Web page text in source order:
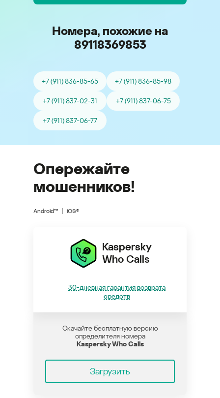
Номера, похожие на
89118369853
+7 (911) 836-85-65 +7 (911) 836-85-98
+7 (911) 837-02-31 +7 (911) 837-06-75
+7 (911) 837-06-77
Опережайте
мошенников!
Android™ iOS®
Kaspersky
Who Calls
30-дневная гарантия возврата
средств
Скачайте бесплатную версию
определителя номера
Kaspersky Who Calls
Загрузить